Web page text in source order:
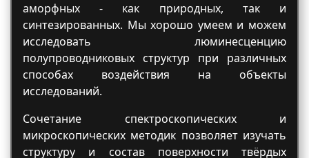
аморфных - как природных, так и
синтезированных. Мы хорошо умеем и можем
исследовать люминесценцию
полупроводниковых структур при различных
способах воздействия на объекты
исследований.
Сочетание спектроскопических и
микроскопических методик позволяет изучать
структуру и состав поверхности твёрдых